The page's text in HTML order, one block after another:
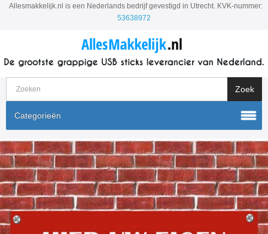
Allesmakkelijk.nl is een Nederlands bedrijf gevestigd in Utrecht. KVK-nummer:
53638972
Categorieën